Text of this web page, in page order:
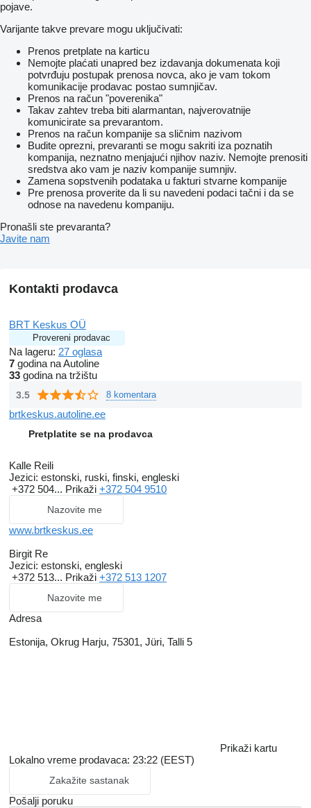
pojave.
Varijante takve prevare mogu uključivati:
Prenos pretplate na karticu
Nemojte plaćati unapred bez izdavanja dokumenata koji
potvrđuju postupak prenosa novca, ako je vam tokom
komunikacije prodavac postao sumnjičav.
Prenos na račun "poverenika"
Takav zahtev treba biti alarmantan, najverovatnije
komunicirate sa prevarantom.
Prenos na račun kompanije sa sličnim nazivom
Budite oprezni, prevaranti se mogu sakriti iza poznatih
kompanija, neznatno menjajući njihov naziv. Nemojte prenositi
sredstva ako vam je naziv kompanije sumnjiv.
Zamena sopstvenih podataka u fakturi stvarne kompanije
Pre prenosa proverite da li su navedeni podaci tačni i da se
odnose na navedenu kompaniju.
Pronašli ste prevaranta?
Javite nam
Kontakti prodavca
BRT Keskus OÜ
Provereni prodavac
Na lageru: 27 oglasa
7 godina na Autoline
33 godina na tržištu
3.5 8 komentara
brtkeskus.autoline.ee
Pretplatite se na prodavca
Kalle Reili
Jezici: estonski, ruski, finski, engleski
+372 504... Prikaži +372 504 9510
Nazovite me
www.brtkeskus.ee
Birgit Re
Jezici: estonski, engleski
+372 513... Prikaži +372 513 1207
Nazovite me
Adresa
Estonija, Okrug Harju, 75301, Jüri, Talli 5
Prikaži kartu
Lokalno vreme prodavaca: 23:22 (EEST)
Zakažite sastanak
Pošalji poruku